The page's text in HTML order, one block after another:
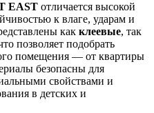
EAST отличается высокой
к влаге, ударам и
как клеевые, так
позволяет подобрать
помещения — от квартиры
безопасны для
свойствами и
в детских и